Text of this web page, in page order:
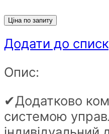
Ціна по запиту
Додати до
Опис:
✔Додатково
системою